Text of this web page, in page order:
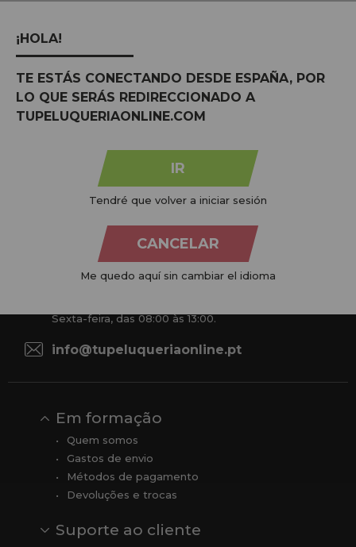
Tu Peluquería Online S.L.U.
dedicamo-nos à venda de
produtos para cabeleireiro e beleza, oferecendo uma vasta
competitivos e estamos sempre à sua disposição.
+34 951 204 547
Sexta-feira, das 08:00 às 13:00.
info@tupeluqueriaonline.pt
Em formação
Quem somos
Gastos de envio
Métodos de pagamento
Devoluções e trocas
Suporte ao cliente
¡HOLA!
TE ESTÁS CONECTANDO DESDE ESPAÑA, POR
LO QUE SERÁS REDIRECCIONADO A
TUPELUQUERIAONLINE.COM
IR
Tendré que volver a iniciar sesión
CANCELAR
Me quedo aquí sin cambiar el idioma